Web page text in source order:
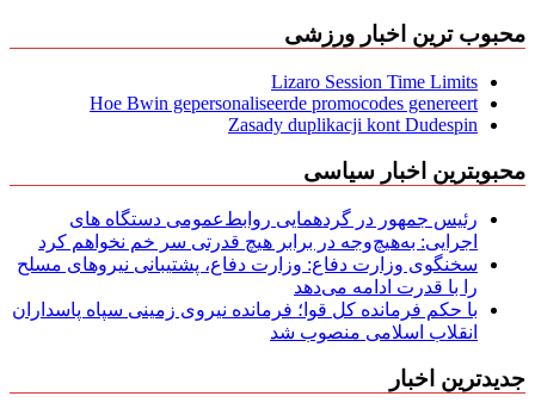
محبوب ترین اخبار ورزشی
Lizaro Session Time Limits
Hoe Bwin gepersonaliseerde promocodes genereert
Zasady duplikacji kont Dudespin
محبوبترین اخبار سیاسی
رئیس جمهور در گردهمایی روابط‌عمومی دستگاه های
اجرایی: به‌هیچ‌وجه در برابر هیچ قدرتی سر خم نخواهم کرد
سخنگوی وزارت دفاع: وزارت دفاع، پشتیبانی نیرو‌های مسلح
را با قدرت ادامه می‌دهد
با حکم فرمانده کل قوا؛ فرمانده نیروی زمینی سپاه پاسداران
انقلاب اسلامی منصوب شد
جدیدترین اخبار